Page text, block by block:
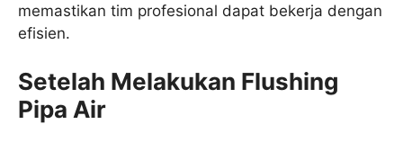
memastikan tim profesional dapat bekerja dengan
efisien.
Setelah Melakukan Flushing
Pipa Air